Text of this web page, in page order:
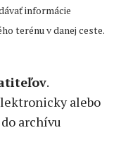
informácie
terénu v danej ceste.
.
alebo
archívu